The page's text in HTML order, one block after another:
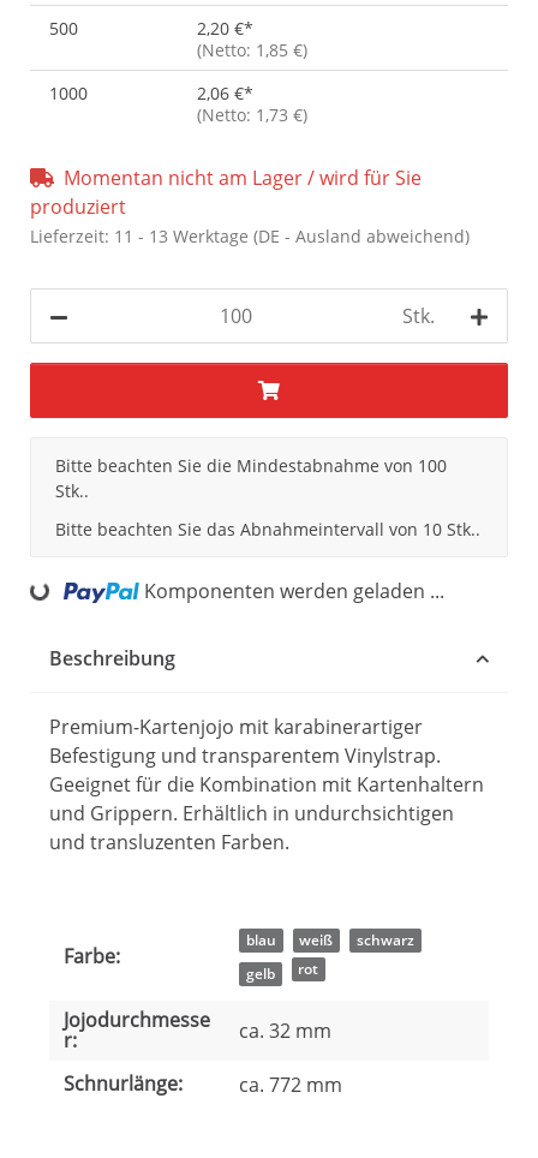
500
2,20 €*
(Netto: 1,85 €)
1000
2,06 €*
(Netto: 1,73 €)
Momentan nicht am Lager / wird für Sie
produziert
Lieferzeit: 11 - 13 Werktage (DE - Ausland abweichend)
Stk.
x
Bitte beachten Sie die Mindestabnahme von 100
Stk..
Bitte beachten Sie das Abnahmeintervall von 10 Stk..
Komponenten werden geladen ...
Beschreibung
Premium-Kartenjojo mit karabinerartiger
Befestigung und transparentem Vinylstrap.
Geeignet für die Kombination mit Kartenhaltern
und Grippern. Erhältlich in undurchsichtigen
und transluzenten Farben.
Produkteigenschaft
Farbe:
blau weiß
schwarz
gelb
rot
Jojodurchmesse
r:
ca. 32 mm
Schnurlänge:
ca. 772 mm